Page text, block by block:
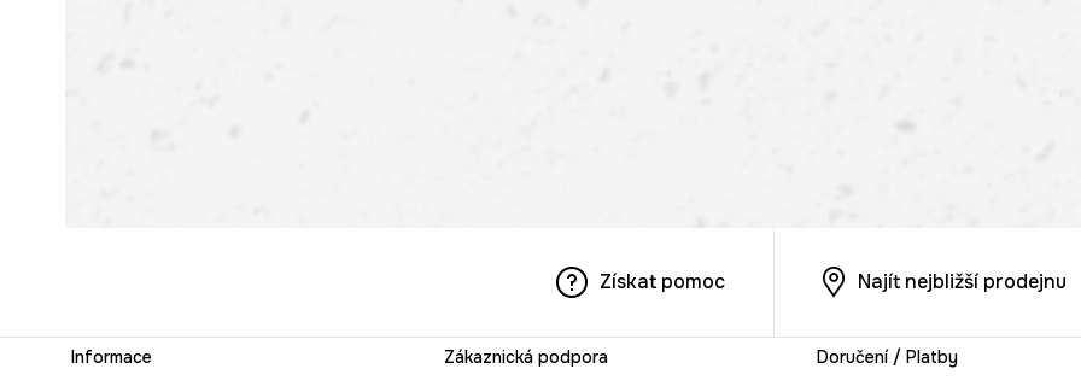
Získat pomoc Najít nejbližší prodejnu
Informace Zákaznická podpora Doručení / Platby